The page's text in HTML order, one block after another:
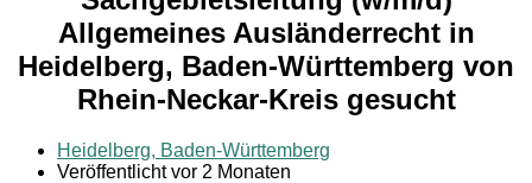
Allgemeines Ausländerrecht in
Heidelberg, Baden-Württemberg von
Rhein-Neckar-Kreis gesucht
Heidelberg, Baden-Württemberg
Veröffentlicht vor 2 Monaten